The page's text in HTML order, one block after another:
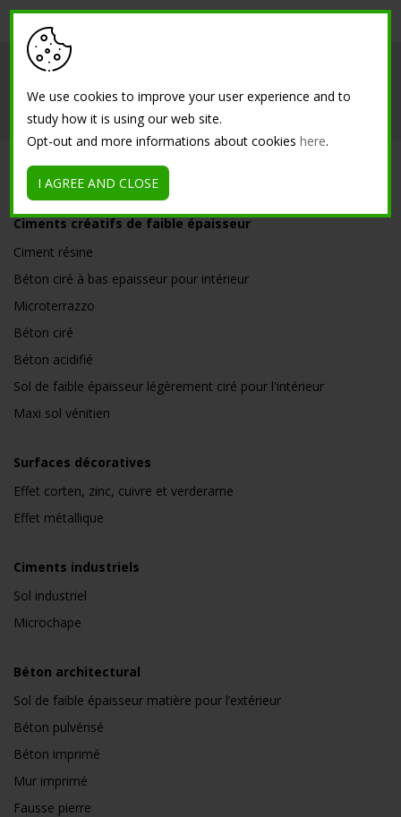
Société
Références Contacts
SOLUTIONS
Ciments créatifs de faible épaisseur
Ciment résine
Béton ciré à bas epaisseur pour intérieur
Microterrazzo
Béton ciré
Béton acidifié
Sol de faible épaisseur légèrement ciré pour l'intérieur
Maxi sol vénitien
Surfaces décoratives
Effet corten, zinc, cuivre et verderame
Effet métallique
Ciments industriels
Sol industriel
Microchape
Béton architectural
Sol de faible épaisseur matière pour l’extérieur
Béton pulvérisé
Béton imprimé
Mur imprimé
Fausse pierre
We use cookies to improve your user experience and to
study how it is using our web site.
Opt-out and more informations about cookieshere.
I AGREE AND CLOSE